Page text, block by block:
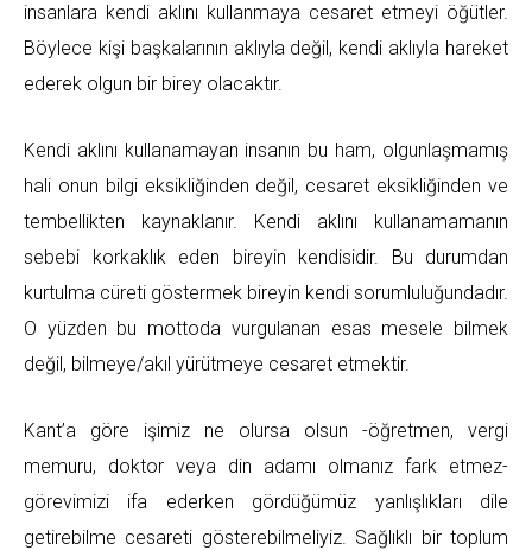
insanlara kendi aklını kullanmaya cesaret etmeyi öğütler.
Böylece kişi başkalarının aklıyla değil, kendi aklıyla hareket
ederek olgun bir birey olacaktır.
Kendi aklını kullanamayan insanın bu ham, olgunlaşmamış
hali onun bilgi eksikliğinden değil, cesaret eksikliğinden ve
tembellikten kaynaklanır. Kendi aklını kullanamamanın
sebebi korkaklık eden bireyin kendisidir. Bu durumdan
kurtulma cüreti göstermek bireyin kendi sorumluluğundadır.
O yüzden bu mottoda vurgulanan esas mesele bilmek
değil, bilmeye/akıl yürütmeye cesaret etmektir.
Kant’a göre işimiz ne olursa olsun -öğretmen, vergi
memuru, doktor veya din adamı olmanız fark etmez-
görevimizi ifa ederken gördüğümüz yanlışlıkları dile
getirebilme cesareti gösterebilmeliyiz. Sağlıklı bir toplum